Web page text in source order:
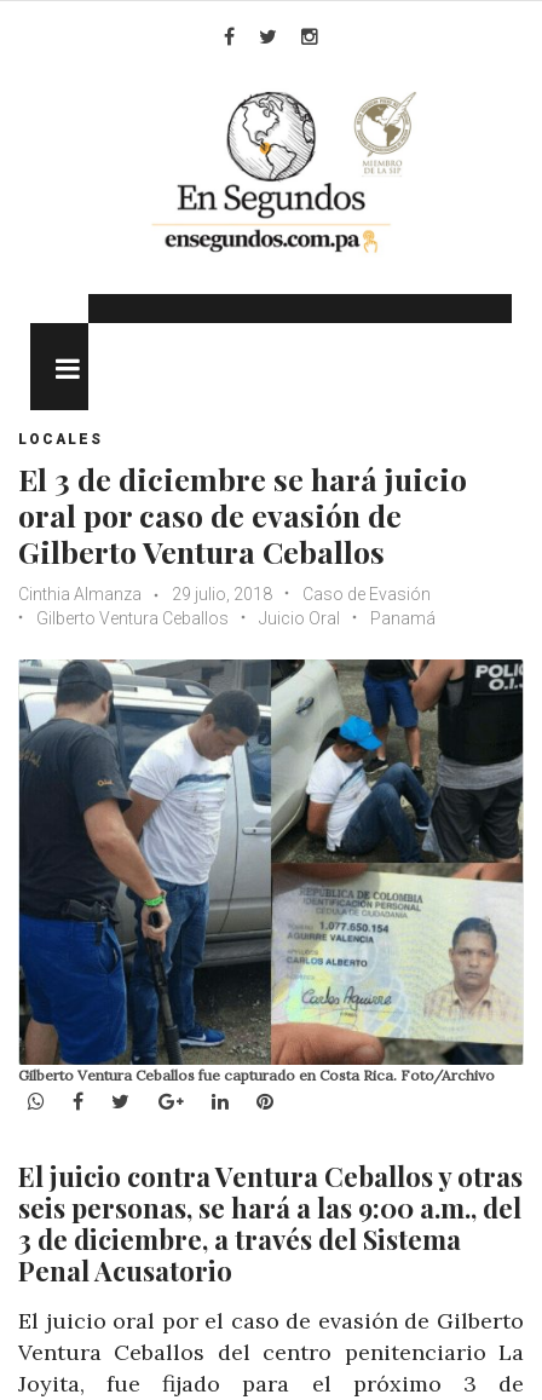
LOCALES
El 3 de diciembre se hará juicio
oral por caso de evasión de
Gilberto Ventura Ceballos
Cinthia Almanza 29 julio, 2018
Caso de Evasión
Gilberto Ventura Ceballos
Juicio Oral Panamá
Gilberto Ventura Ceballos fue capturado en Costa Rica. Foto/Archivo
WhatsApp
Facebook
TwitterGoogle+LinkedInPinterest
El juicio contra Ventura Ceballos y otras
seis personas, se hará a las 9:00 a.m., del
3 de diciembre, a través del Sistema
Penal Acusatorio
El juicio oral por el caso de evasión de Gilberto
Ventura Ceballos del centro penitenciario La
Joyita, fue fijado para el próximo 3 de